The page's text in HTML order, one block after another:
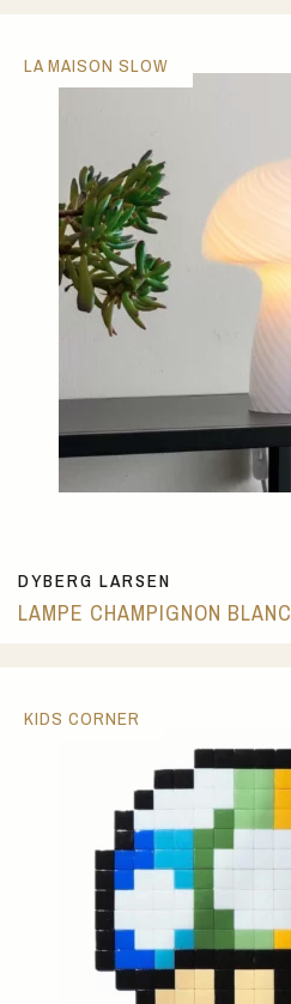
DYBERG LARSEN
LAMPE CHAMPIGNON BLANC
LA MAISON SLOW
KIDS CORNER